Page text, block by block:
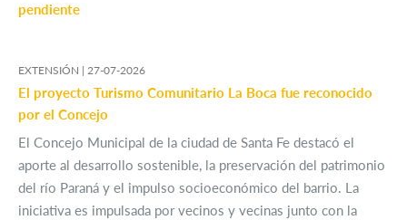
pendiente
EXTENSIÓN | 27-07-2026
El proyecto Turismo Comunitario La Boca fue reconocido
por el Concejo
El Concejo Municipal de la ciudad de Santa Fe destacó el
aporte al desarrollo sostenible, la preservación del patrimonio
del río Paraná y el impulso socioeconómico del barrio. La
iniciativa es impulsada por vecinos y vecinas junto con la